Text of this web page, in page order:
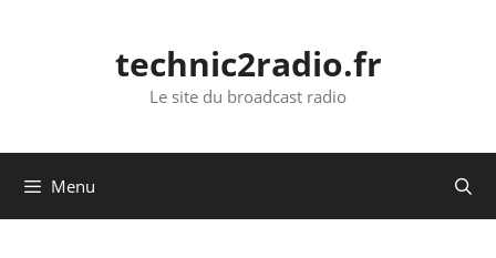
technic2radio.fr
Le site du broadcast radio
Menu